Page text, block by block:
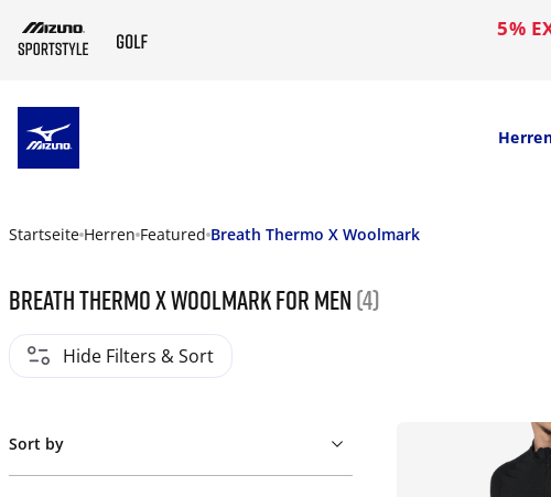
5%
Startseite Herren Featured Breath Thermo X Woolmark
Breath Thermo X Woolmark For Men (4)
Hide Filters & Sort
Sort by